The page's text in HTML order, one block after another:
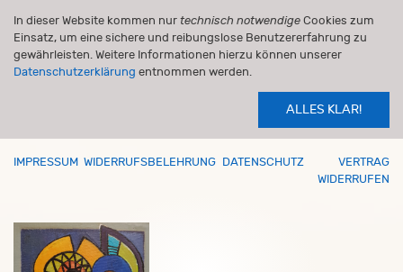
In dieser Website kommen nur technisch notwendige Cookies zum
Einsatz, um eine sichere und reibungslose Benutzererfahrung zu
gewährleisten. Weitere Informationen hierzu können unserer
Datenschutzerklärung entnommen werden.
ALLES KLAR!
IMPRESSUM WIDERRUFSBELEHRUNG DATENSCHUTZ
VERTRAG
WIDERRUFEN